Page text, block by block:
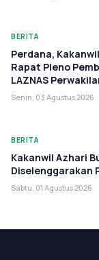
BERITA
Perdana,
Rapat Pleno
LAZNAS
Senin, 03 Agustus 2026
BERITA
Kakanwil Azhari
Diselenggarakan
Sabtu, 01 Agustus 2026